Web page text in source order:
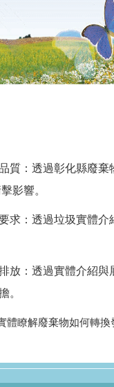
質：透過彰化縣廢棄
影響。
求：透過垃圾實體介
放：透過實體介紹與
。
體瞭解廢棄物如何轉換